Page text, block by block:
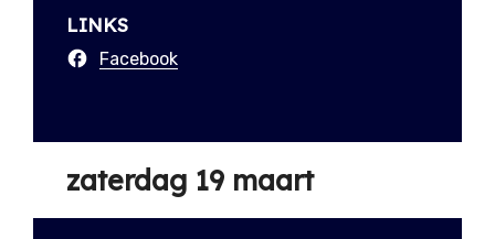
LINKS
Facebook
zaterdag 19 maart